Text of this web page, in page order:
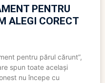
PENTRU
ALEGI CORECT
pentru părul cărunt”,
spun toate același
nu începe cu